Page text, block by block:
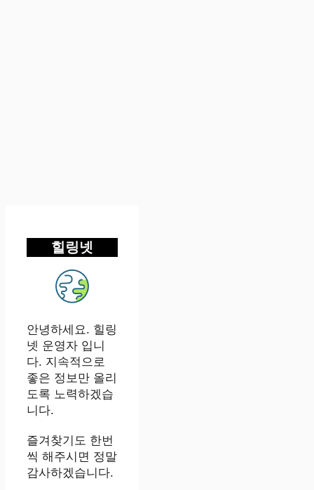
힐링넷
안녕하세요. 힐링
넷 운영자 입니
다. 지속적으로
좋은 정보만 올리
도록 노력하겠습
니다.
즐겨찾기도 한번
씩 해주시면 정말
감사하겠습니다.